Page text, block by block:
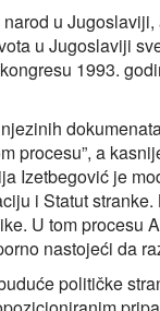
u
u Jugoslaviji
1993.
procesu”, a
Izetbegović je
i Statut
U tom procesu
nastojeći da
političke